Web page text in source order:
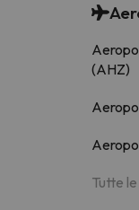
(AHZ)
Tutte